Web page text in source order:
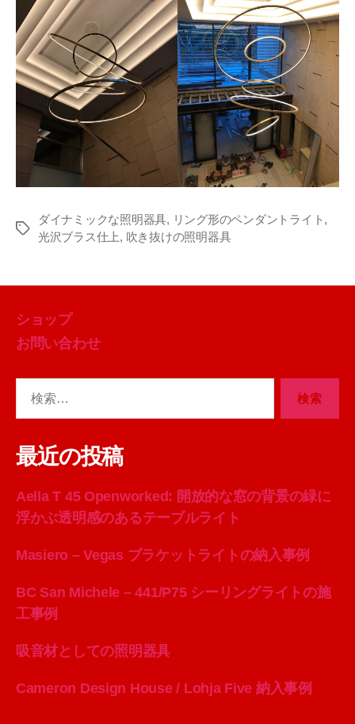
タ
ダイナミックな照明器具, リング形のペンダントライト ,
光沢ブラス仕上, 吹き抜けの照明器具
ショップ
お問い合わせ
象:
最近の投稿
Aella T 45 Openworked: 開放的な窓の背景の緑に
浮かぶ透明感のあるテーブルライト
Masiero – Vegas ブラケットライトの納入事例
BC San Michele – 441/P75 シーリングライトの施
工事例
吸音材としての照明器具
Cameron Design House / Lohja Five 納入事例